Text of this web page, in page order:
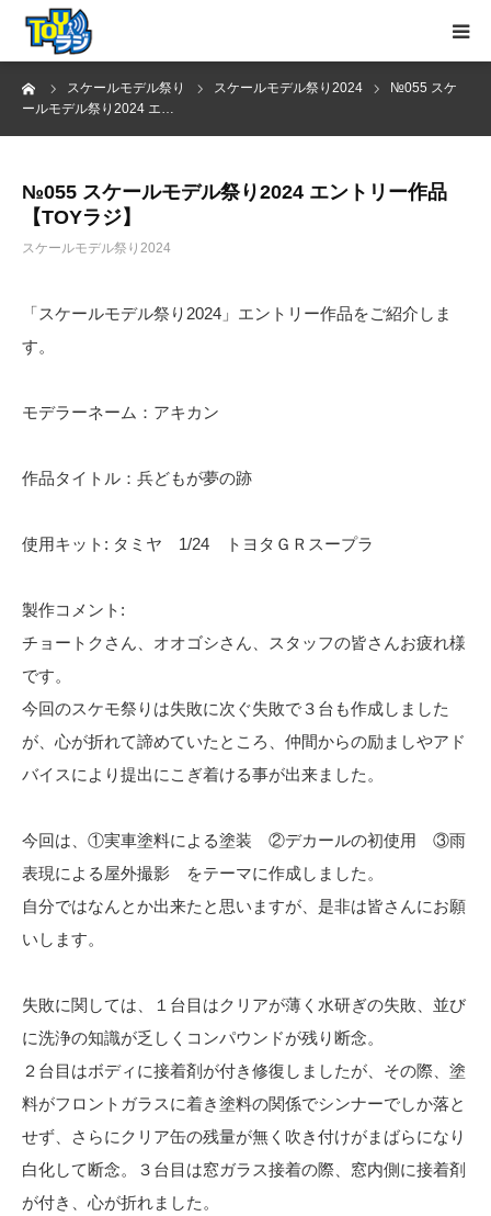
スケールモデル祭り スケールモデル祭り2024
№055 スケ
ールモデル祭り2024 エ…
№055 スケールモデル祭り2024 エントリー作品
【TOYラジ】
スケールモデル祭り2024
「スケールモデル祭り2024」エントリー作品をご紹介しま
す。
モデラーネーム：アキカン
作品タイトル：兵どもが夢の跡
使用キット: タミヤ 1/24 トヨタＧＲスープラ
製作コメント:
チョートクさん、オオゴシさん、スタッフの皆さんお疲れ様
です。
今回のスケモ祭りは失敗に次ぐ失敗で３台も作成しました
が、心が折れて諦めていたところ、仲間からの励ましやアド
バイスにより提出にこぎ着ける事が出来ました。
今回は、①実車塗料による塗装 ②デカールの初使用 ③雨
表現による屋外撮影 をテーマに作成しました。
自分ではなんとか出来たと思いますが、是非は皆さんにお願
いします。
失敗に関しては、１台目はクリアが薄く水研ぎの失敗、並び
に洗浄の知識が乏しくコンパウンドが残り断念。
２台目はボディに接着剤が付き修復しましたが、その際、塗
料がフロントガラスに着き塗料の関係でシンナーでしか落と
せず、さらにクリア缶の残量が無く吹き付けがまばらになり
白化して断念。３台目は窓ガラス接着の際、窓内側に接着剤
が付き、心が折れました。
トップページ
MC紹介